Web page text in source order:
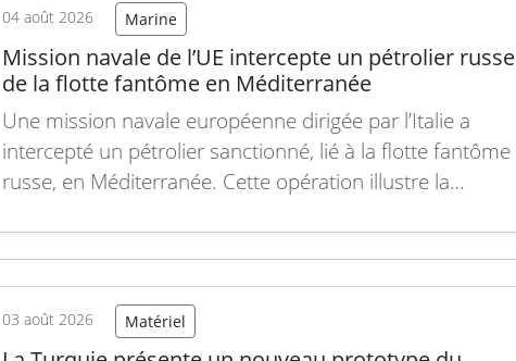
04 août 2026 Marine
Mission navale de l’UE intercepte un pétrolier russe
de la flotte fantôme en Méditerranée
Une mission navale européenne dirigée par l’Italie a
intercepté un pétrolier sanctionné, lié à la flotte fantôme
russe, en Méditerranée. Cette opération illustre la
les sanctions contre le transport illégal de pétrole russe
de la Défense…Lire la suite
03 août 2026 Matériel